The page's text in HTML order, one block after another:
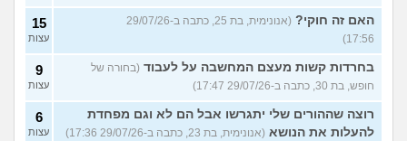
האם זה חוקי?
(אנונימית, בת 25, כתבה ב-29/07/26
17:56)
15
עצות
בחרדות קשות מעצם המחשבה על לעבוד (בחורה של
חופש, בת 30, כתבה ב-29/07/26 17:47)
9
עצות
רוצה שההורים שלי יתגרשו אבל הם לא וגם מפחדת
להעלות את הנושא (אנונימית, בת 23, כתבה ב-29/07/26 17:36)
6
עצות